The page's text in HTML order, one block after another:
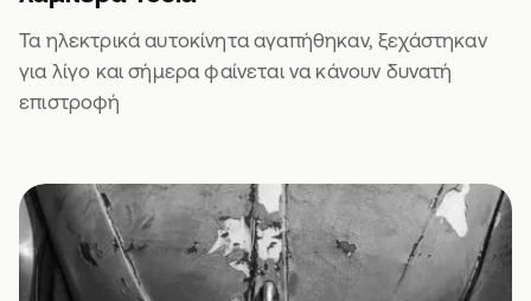
Τα ηλεκτρικά αυτοκίνητα αγαπήθηκαν, ξεχάστηκαν
για λίγο και σήμερα φαίνεται να κάνουν δυνατή
επιστροφή